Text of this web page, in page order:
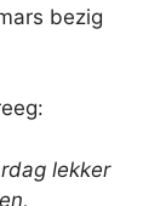
bezig
lekker